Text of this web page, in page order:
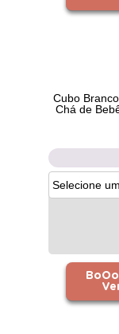
Cubo
Chá de